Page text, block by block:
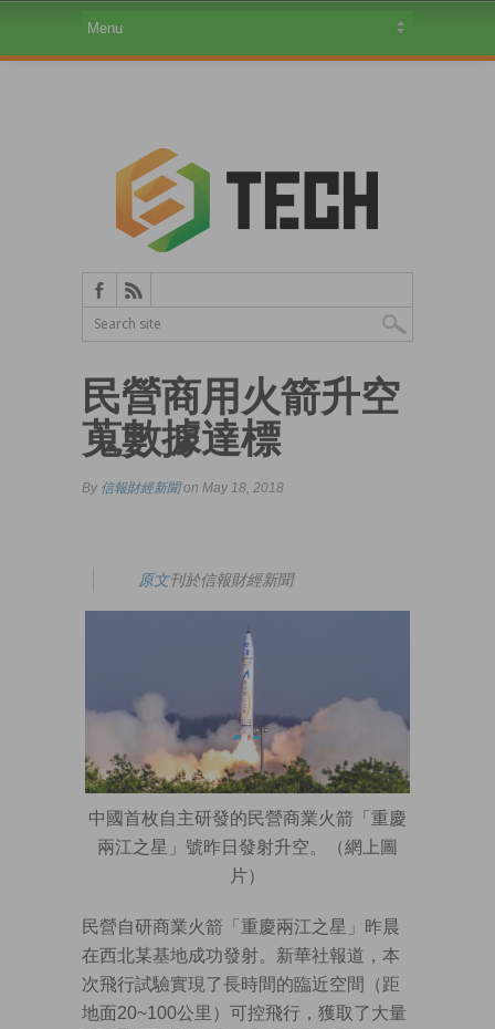
民營商用火箭升空
蒐數據達標
By 信報財經新聞on May 18, 2018
原文刊於信報財經新聞
中國首枚自主研發的民營商業火箭「重慶
兩江之星」號昨日發射升空。（網上圖
片）
民營自研商業火箭「重慶兩江之星」昨晨
在西北某基地成功發射。新華社報道，本
次飛行試驗實現了長時間的臨近空間（距
地面20~100公里）可控飛行，獲取了大量